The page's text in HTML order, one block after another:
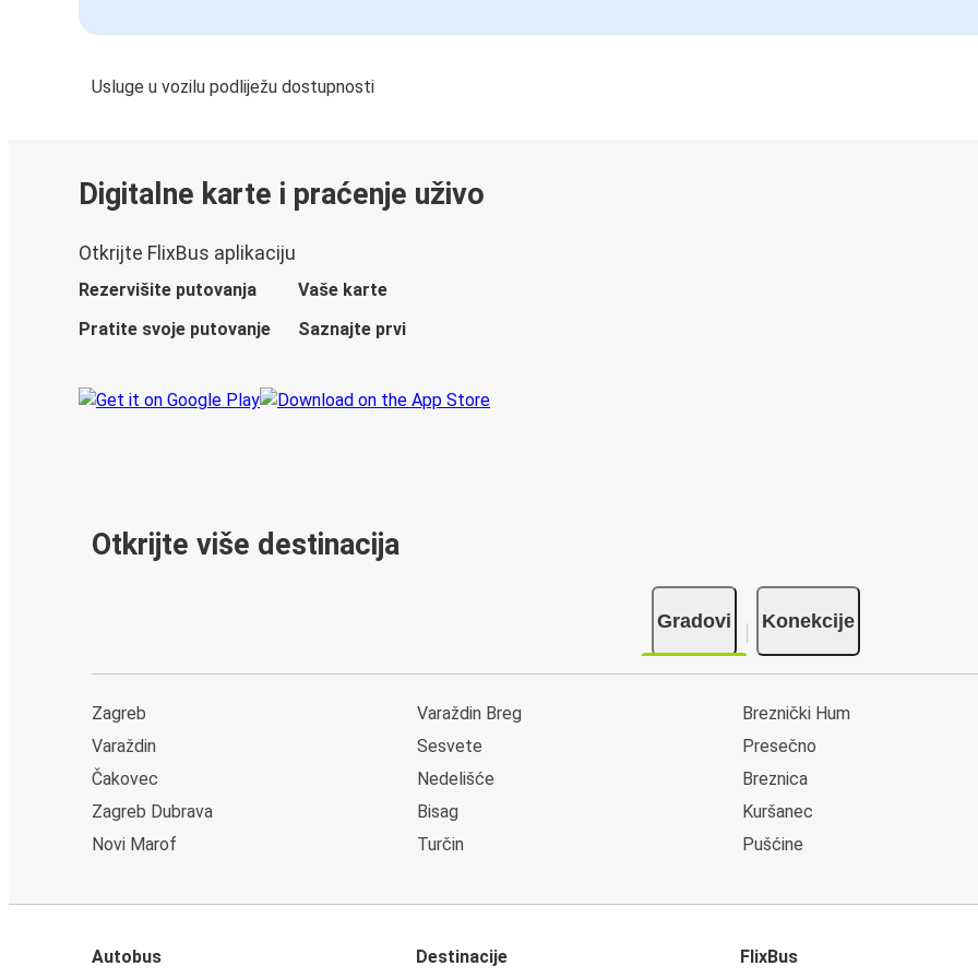
Usluge u vozilu podliježu dostupnosti
Digitalne karte i praćenje uživo
Otkrijte FlixBus aplikaciju
Rezervišite putovanja
Vaše karte
Pratite svoje putovanje
Saznajte prvi
Otkrijte više destinacija
Gradovi Konekcije
Zagreb
Varaždin
Čakovec
Zagreb Dubrava
Novi Marof
Varaždin Breg
Sesvete
Nedelišće
Bisag
Turčin
Breznički Hum
Presečno
Breznica
Kuršanec
Pušćine
Autobus Destinacije FlixBus